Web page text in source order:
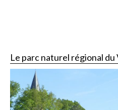
Le parc naturel régional du